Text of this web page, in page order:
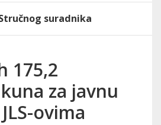
suradnika
175,2
za javnu
ovima